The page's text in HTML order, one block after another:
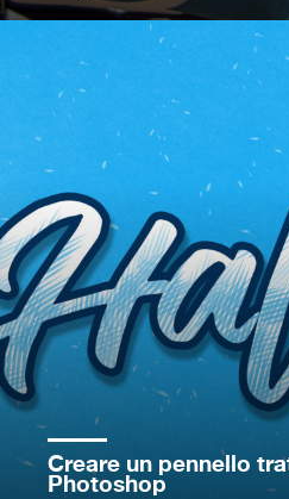
Creare un pennello
Photoshop